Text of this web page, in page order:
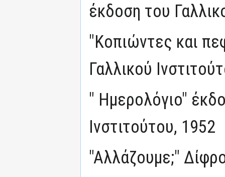
έκδοση του
"Κοπιώντες και
Γαλλικού
" Ημερολόγιο"
Ινστιτούτου, 1952
"Αλλάζουμε;"